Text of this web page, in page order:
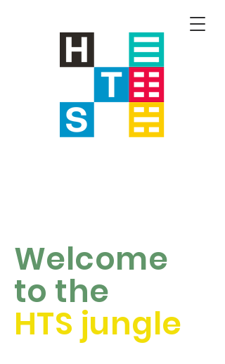
Welcome
to the
HTS jungle